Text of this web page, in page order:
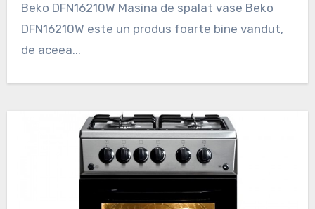
Beko DFN16210W Masina de spalat vase Beko
DFN16210W este un produs foarte bine vandut,
de aceea...